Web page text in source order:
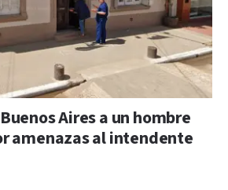
Aires a un hombre
amenazas al intendente